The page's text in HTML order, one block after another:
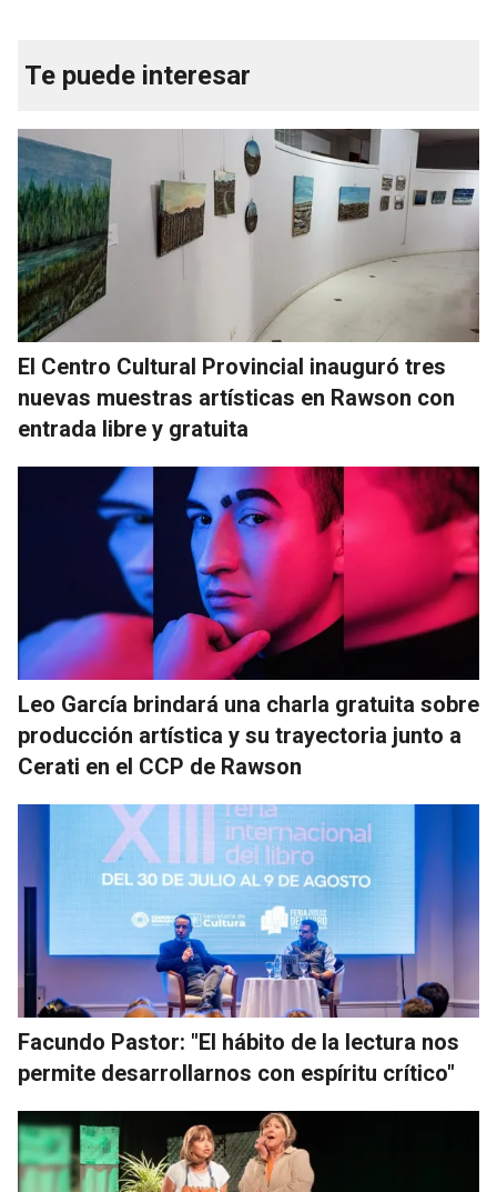
Te puede interesar
El Centro Cultural Provincial inauguró tres
nuevas muestras artísticas en Rawson con
entrada libre y gratuita
Leo García brindará una charla gratuita sobre
producción artística y su trayectoria junto a
Cerati en el CCP de Rawson
Facundo Pastor: "El hábito de la lectura nos
permite desarrollarnos con espíritu crítico"